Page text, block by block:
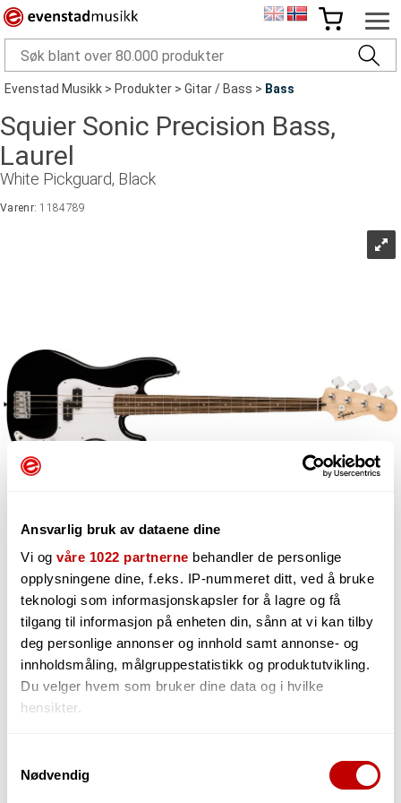
Ansvarlig bruk av dataene dine
Vi og våre 1022 partnerne behandler de personlige
opplysningene dine, f.eks. IP-nummeret ditt, ved å bruke
teknologi som informasjonskapsler for å lagre og få
tilgang til informasjon på enheten din, sånn at vi kan tilby
deg personlige annonser og innhold samt annonse- og
innholdsmåling, målgruppestatistikk og produktutvikling.
Du velger hvem som bruker dine data og i hvilke
hensikter.
Innhente informasjon om den geografiske
Nødvendig
Evenstad Musikk>Produkter>Gitar / Bass> Bass
Squier Sonic Precision Bass,
Laurel
White Pickguard, Black
Varenr:1184789
2 299,-